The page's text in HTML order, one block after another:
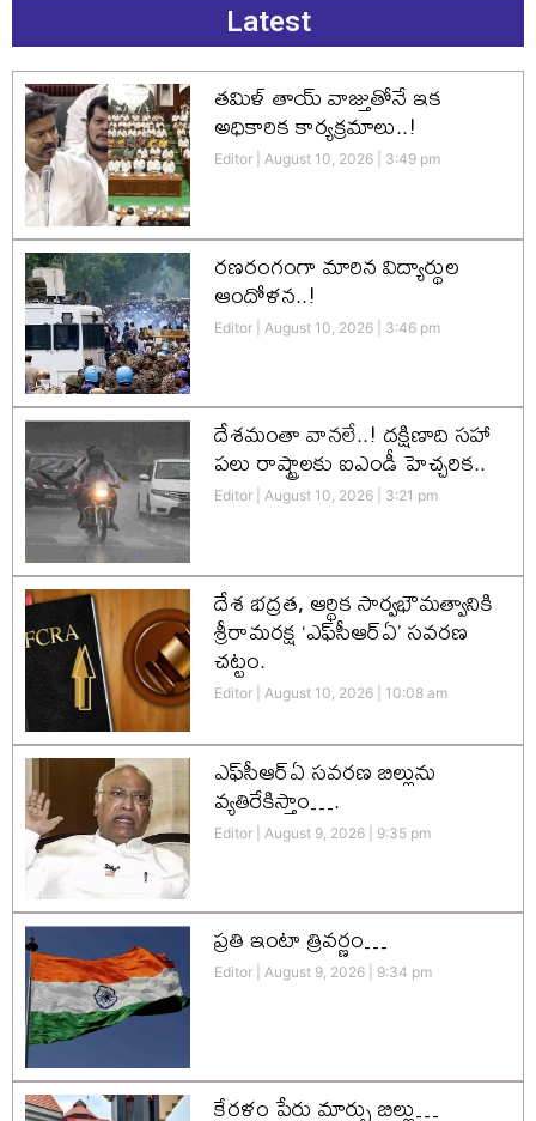
Latest
తమిళ్ తాయ్ వాజ్తుతోనే ఇక
అధికారిక కార్యక్రమాలు..!
Editor August 10, 2026 3:49 pm
రణరంగంగా మారిన విద్యార్థుల
ఆందోళన..!
Editor August 10, 2026 3:46 pm
దేశమంతా వానలే..! దక్షిణాది సహా
పలు రాష్ట్రాలకు ఐఎండీ హెచ్చరిక..
Editor August 10, 2026 3:21 pm
దేశ భద్రత, ఆర్థిక సార్వభౌమత్వానికి
శ్రీరామరక్ష ‘ఎఫ్‌సీఆర్‌ఏ’ సవరణ
చట్టం.
Editor August 10, 2026 10:08 am
ఎఫ్‌సీఆర్ఏ సవరణ బిల్లును
వ్యతిరేకిస్తాం….
Editor August 9, 2026 9:35 pm
ప్రతి ఇంటా త్రివర్ణం…
Editor August 9, 2026 9:34 pm
కేరళం పేరు మార్పు బిల్లు…